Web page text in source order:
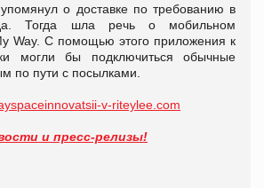
о доставке по требованию в
Тогда шла речь о мобильном
Way. С помощью этого приложения к
могли бы подключиться обычные
по пути с посылками.
v-riteylee.com
и пресс-релизы!